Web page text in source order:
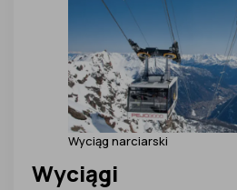
Wyciąg narciarski
Wyciągi